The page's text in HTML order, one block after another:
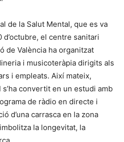
de la Salut Mental, que es va
d’octubre, el centre sanitari
de València ha organitzat
i musicoteràpia dirigits als
i empleats. Així mateix,
s’ha convertit en un estudi amb
de ràdio en directe i
d’una carrasca en la zona
la longevitat, la